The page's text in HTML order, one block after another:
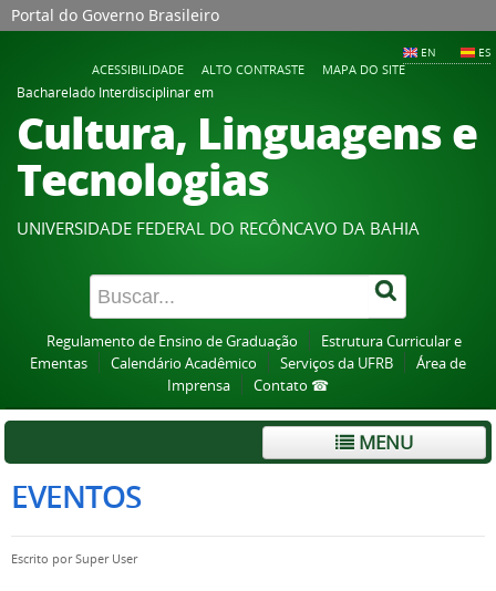
Portal do Governo Brasileiro
EN ES
ACESSIBILIDADE ALTO CONTRASTE
MAPA DO SITE
Bacharelado Interdisciplinar em
Cultura, Linguagens e
Tecnologias
UNIVERSIDADE FEDERAL DO RECÔNCAVO DA BAHIA
Regulamento de Ensino de Graduação
Estrutura Curricular e
Ementas
Calendário Acadêmico Serviços da UFRB
Área de
Imprensa
Contato ☎
MENU
EVENTOS
Escrito porSuper User